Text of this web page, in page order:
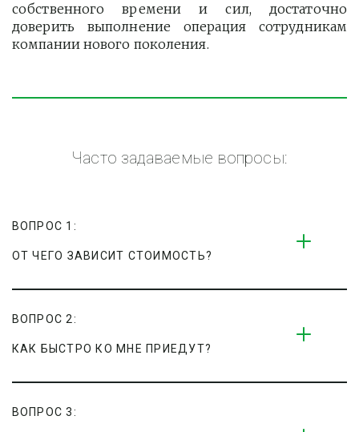
собственного времени и сил, достаточно
доверить выполнение операция сотрудникам
компании нового поколения.
Часто задаваемые вопросы:
ВОПРОС 1:
ОТ ЧЕГО ЗАВИСИТ СТОИМОСТЬ?
ВОПРОС 2:
КАК БЫСТРО КО МНЕ ПРИЕДУТ?
ВОПРОС 3: